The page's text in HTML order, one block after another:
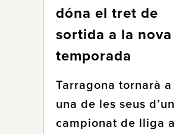
dóna el tret de
sortida a la nova
temporada
Tarragona tornarà a
una de les seus d’un
campionat de lliga